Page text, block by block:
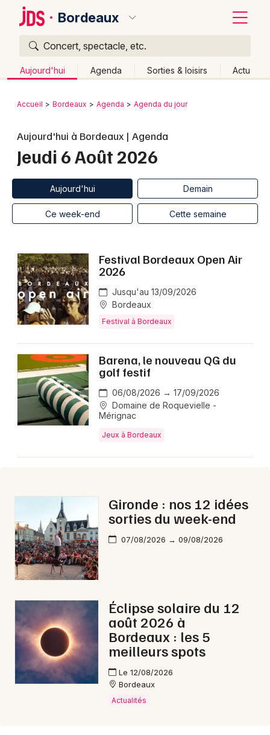
Bordeaux
Concert, spectacle, etc.
Aujourd'hui Agenda Sorties & loisirs Actu
Publier un événement
Grands événements
Activité & Expérience
Foires & salons
Spectacles
Concerts
Sports
Soirées
Sorties famille
Aujourd'hui en Gironde
Aujourd'hui en Aquitaine
Aujourd'hui en Nouvelle-Aquitaine
Newsletter des sorties
Artistes en tournée
Actus à Bordeaux
Colmar
Lille
Lyon
Marseille
Mulhouse
Montpellier
Nantes
Nice
Strasbourg
Toulouse
Toutes les villes
Retour
Accueil Bordeaux Agenda Agenda du jour
Aujourd'hui à Bordeaux | Agenda
Jeudi 6 Août 2026
Aujourd'hui Demain
Ce week-end Cette semaine
Festival Bordeaux Open Air
2026
Jusqu'au 13/09/2026
Bordeaux
Festival à Bordeaux
Barena, le nouveau QG du
golf festif
06/08/2026 → 17/09/2026
Domaine de Roquevielle -
Mérignac
Jeux à Bordeaux
Gironde : nos 12 idées
sorties du week-end
07/08/2026 → 09/08/2026
Éclipse solaire du 12
août 2026 à
Bordeaux : les 5
meilleurs spots
Le 12/08/2026
Bordeaux
Actualités
Quoi ?
Où ?
Partout
Près de moi Changer de lieu
Quand ?
Aujourd'hui
Demain Ce week-end Autre